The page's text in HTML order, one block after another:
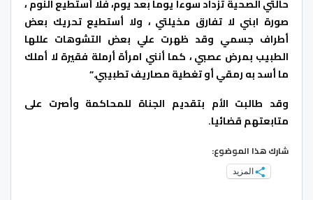
حالتي الصحية تزداد سوءا يوما بعد يوم، فلا أستطيع النوم ،
صورة ابني لا تفارق مخيلتي ، ولا أستطيع تحريك بعض
أطراف جسمي وقد ظهرت علي بعض التشوهات عللها
الطبيب بمرض عصبي ، كما أنني امرأة أرملة فقيرة لا أملك
ما أسد به رمقي أو تغطية مصاريف تطبيبي.”
وقد طالبت الأم بتقديم الجناة للمحاكمة وأصرت على
متابعتهم قضائيا.
شارك هذا الموضوع:
المزيد